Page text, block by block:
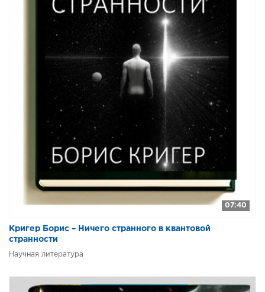
07:40
Кригер Борис – Ничего странного в квантовой
странности
Научная литература